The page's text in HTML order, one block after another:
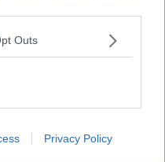
Outs
Privacy Policy
quelli dedicati ai giovani
sacrificabili"
. Nel
città universitaria debba
studio, alla socialità e alla
e la Mensa Martiri
significa indebolire